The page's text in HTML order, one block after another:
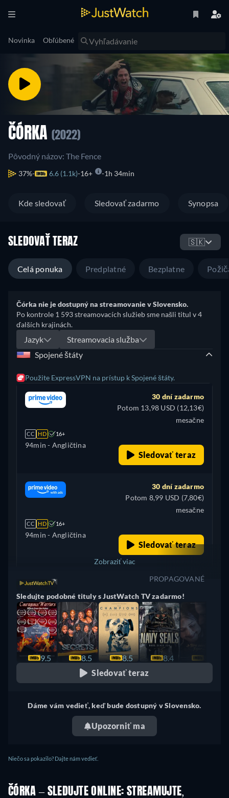
Novinka Obľúbené
ČÓRKA (2022)
Pôvodný názov: The Fence
37% 6.6 (1.1k) 16+ 1h 34min
Kde sledovať Sledovať zadarmo Synopsa
SLEDOVAŤ TERAZ 🇸🇰
Celá ponuka Predplatné Bezplatne
Čórka nie je dostupný na streamovanie v Slovensko.
Po kontrole 1 593 streamovacích služieb sme našli titul v 4
ďalších krajinách.
Jazyk
Streamovacia služba
Spojené štáty
Použite ExpressVPN na prístup k Spojené štáty.
CC HD 16+
94min - Angličtina
30 dní zadarmo
Potom 13,98 USD (12,13€)
mesačne
Sledovať teraz
CC HD 16+
94min - Angličtina
30 dní zadarmo
Potom 8,99 USD (7,80€)
mesačne
Sledovať teraz
Spojené kráľovstvo
Zobraziť viac
Sledujte podobné tituly s JustWatch TV zadarmo!
9.5 8.5 8.5 8.4
Sledovať teraz
PROPAGOVANÉ
Dáme vám vedieť, keď bude dostupný v Slovensko.
Upozorniť ma
Niečo sa pokazilo? Dajte nám vedieť.
ČÓRKA – SLEDUJTE ONLINE: STREAMUJTE,